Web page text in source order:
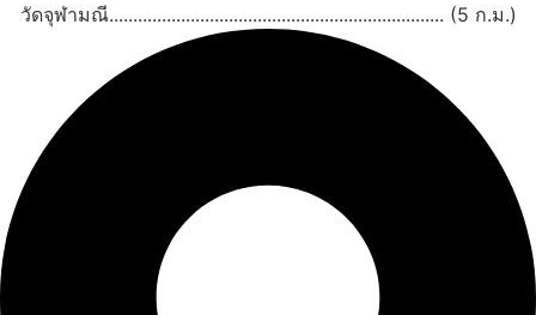
วัดจุฬามณี...................................................................... (5 ก.ม.)